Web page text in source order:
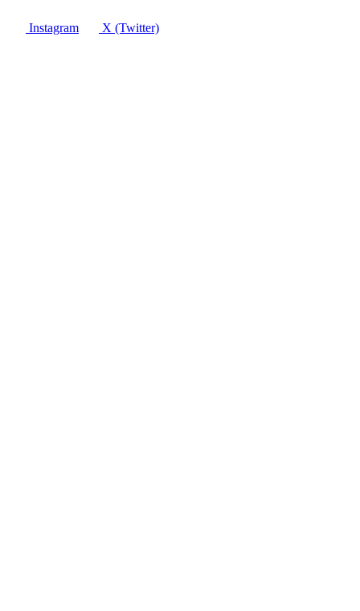
Instagram X (Twitter)